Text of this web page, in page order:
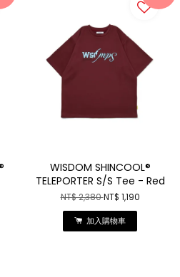
WISDOM SHINCOOL®
TELEPORTER S/S Tee - Red
NT$ 2,380NT$ 1,190
加入購物車